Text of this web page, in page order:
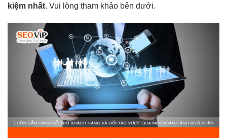
kiệm nhất. Vui lòng tham khảo bên dưới.